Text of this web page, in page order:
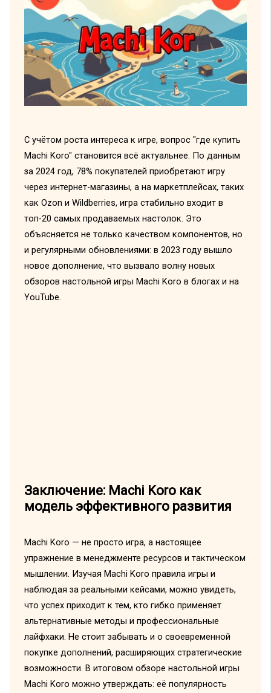
С учётом роста интереса к игре, вопрос "где купить
Machi Koro" становится всё актуальнее. По данным
за 2024 год, 78% покупателей приобретают игру
через интернет-магазины, а на маркетплейсах, таких
как Ozon и Wildberries, игра стабильно входит в
топ-20 самых продаваемых настолок. Это
объясняется не только качеством компонентов, но
и регулярными обновлениями: в 2023 году вышло
новое дополнение, что вызвало волну новых
обзоров настольной игры Machi Koro в блогах и на
YouTube.
Заключение: Machi Koro как
модель эффективного развития
Machi Koro — не просто игра, а настоящее
упражнение в менеджменте ресурсов и тактическом
мышлении. Изучая Machi Koro правила игры и
наблюдая за реальными кейсами, можно увидеть,
что успех приходит к тем, кто гибко применяет
альтернативные методы и профессиональные
лайфхаки. Не стоит забывать и о своевременной
покупке дополнений, расширяющих стратегические
возможности. В итоговом обзоре настольной игры
Machi Koro можно утверждать: её популярность